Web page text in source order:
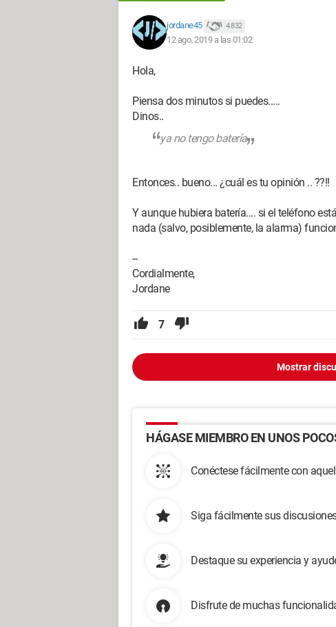
jordane45 4 832
12 ago. 2019 a las 01:02
Hola,
Piensa dos minutos si puedes.....
Dinos..
ya no tengo batería
Entonces.. bueno... ¿cuál es tu opinión .. ??!!
Y aunque hubiera batería.... si el teléfono
nada (salvo, posiblemente, la alarma)
--
Cordialmente,
Jordane
7
Mostrar
HÁGASE MIEMBRO EN UNOS
Conéctese fácilmente con
Siga fácilmente sus
Destaque su experiencia y
Disfrute de muchas